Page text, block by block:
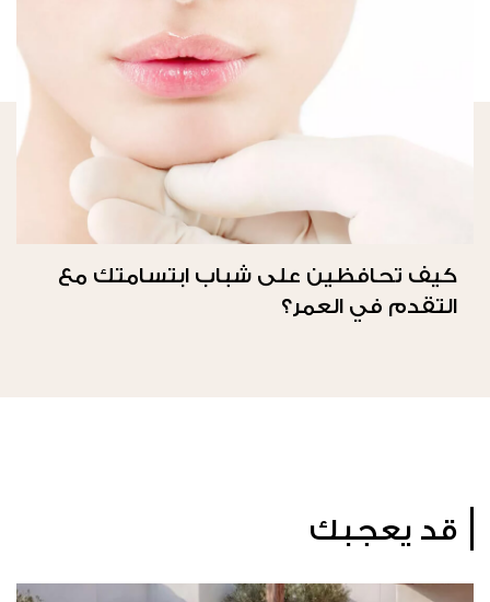
كيف تحافظين على شباب ابتسامتك مع
التقدم في العمر؟
قد يعجبك